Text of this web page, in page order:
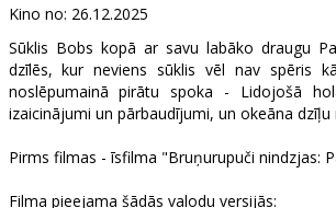
Kino no: 26.12.2025
Sūklis Bobs kopā ar savu labāko draugu
dzīlēs, kur neviens sūklis vēl nav spēris
noslēpumainā pirātu spoka - Lidojošā
izaicinājumi un pārbaudījumi, un okeāna dzīļu
Pirms filmas - īsfilma "Bruņurupuči nindzjas:
Filma pieejama šādās valodu versijās: